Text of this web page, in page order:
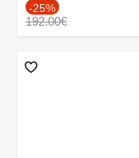
-25%
192.00€